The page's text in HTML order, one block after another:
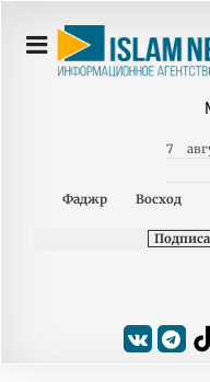
7
Фаджр
Восход